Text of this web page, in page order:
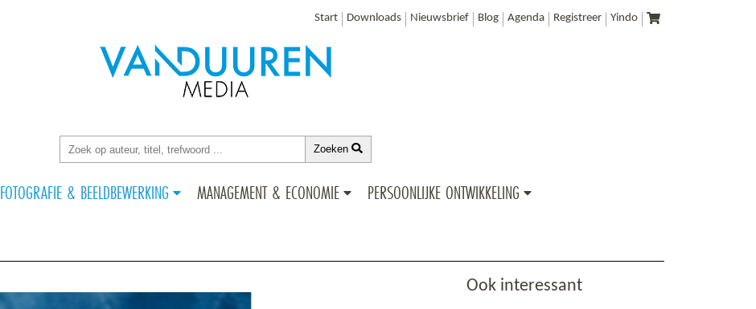
Start Downloads Nieuwsbrief Blog Agenda Registreer Yindo
Zoeken
FOTOGRAFIE & BEELDBEWERKING MANAGEMENT & ECONOMIE PERSOONLIJKE ONTWIKKELING
Ook interessant